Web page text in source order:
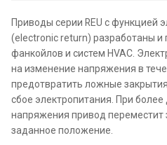
Приводы серии REU с функцией
(electronic return) разработаны и
фанкойлов и систем HVAC.
на изменение напряжения в
предотвратить ложные
сбое электропитания. При
напряжения привод переместит
заданное положение.